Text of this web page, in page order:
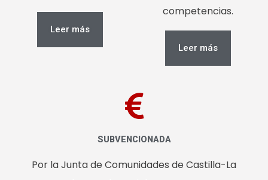
Leer más
competencias.
Leer más
SUBVENCIONADA
Por la Junta de Comunidades de Castilla-La